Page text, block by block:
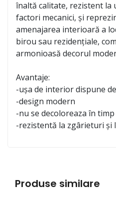
înaltă calitate, rezistent la
factori mecanici, și
amenajarea interioară a
birou sau rezidențiale,
armonioasă decorul
Avantaje:
-ușa de interior dispune
-design modern
-nu se decoloreaza în timp
-rezistentă la zgârieturi și
Produse similare